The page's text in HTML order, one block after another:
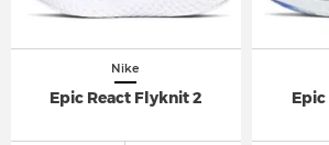
Nike
Epic React Flyknit 2